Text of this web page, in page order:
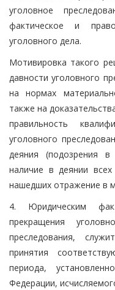
уголовное
фактическое и
уголовного дела.
Мотивировка такого
давности уголовного
на нормах
также на
правильность
уголовного
деяния (подозрения
наличие в деянии всех
нашедших отражение в
4. Юридическим
прекращения
преследования,
принятия
периода,
Федерации,